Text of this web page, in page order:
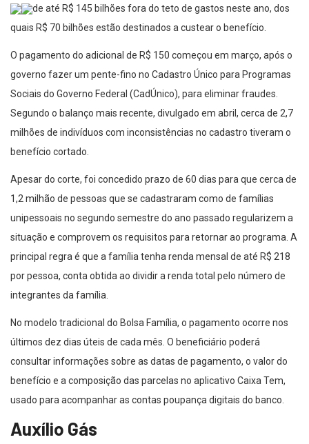
de até R$ 145 bilhões fora do teto de gastos neste ano, dos
quais R$ 70 bilhões estão destinados a custear o benefício.
O pagamento do adicional de R$ 150 começou em março, após o
governo fazer um pente-fino no Cadastro Único para Programas
Sociais do Governo Federal (CadÚnico), para eliminar fraudes.
Segundo o balanço mais recente, divulgado em abril, cerca de 2,7
milhões de indivíduos com inconsistências no cadastro tiveram o
benefício cortado.
Apesar do corte, foi concedido prazo de 60 dias para que cerca de
1,2 milhão de pessoas que se cadastraram como de famílias
unipessoais no segundo semestre do ano passado regularizem a
situação e comprovem os requisitos para retornar ao programa. A
principal regra é que a família tenha renda mensal de até R$ 218
por pessoa, conta obtida ao dividir a renda total pelo número de
integrantes da família.
No modelo tradicional do Bolsa Família, o pagamento ocorre nos
últimos dez dias úteis de cada mês. O beneficiário poderá
consultar informações sobre as datas de pagamento, o valor do
benefício e a composição das parcelas no aplicativo Caixa Tem,
usado para acompanhar as contas poupança digitais do banco.
Auxílio Gás